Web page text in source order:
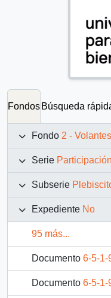
Fondos Búsqueda
Fondo 2 -
Serie
Subserie
Expediente No
95 más...
Documento 6-5-1-98
Documento 6-5-1-